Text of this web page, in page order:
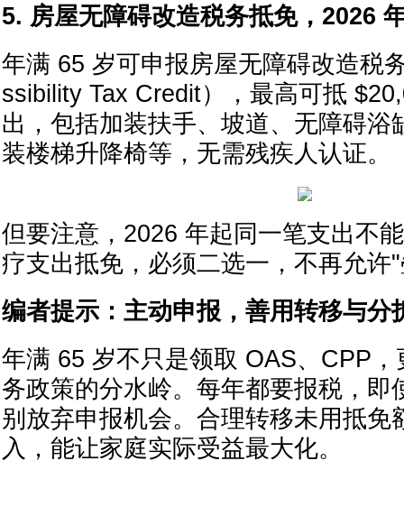
5. 房屋无障碍改造税务抵免，2026
年满 65 岁可申报房屋无障碍改造税
ssibility Tax Credit），最高可抵
出，包括加装扶手、坡道、无障碍浴
装楼梯升降椅等，无需残疾人认证。
但要注意，2026 年起同一笔支出不
疗支出抵免，必须二选一，不再允许
编者提示：主动申报，善用转移与分
年满 65 岁不只是领取 OAS、CPP
务政策的分水岭。每年都要报税，即
别放弃申报机会。合理转移未用抵免
入，能让家庭实际受益最大化。